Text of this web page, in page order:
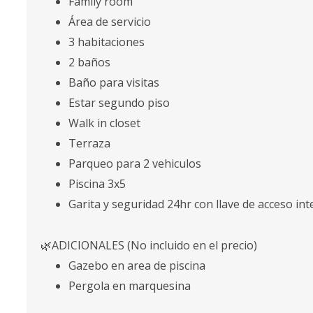
Área de servicio
3 habitaciones
2 baños
Baño para visitas
Estar segundo piso
Walk in closet
Terraza
Parqueo para 2 vehiculos
Piscina 3x5
Garita y seguridad 24hr con llave de acceso
🌿ADICIONALES (No incluido en el precio)
Gazebo en area de piscina
Pergola en marquesina